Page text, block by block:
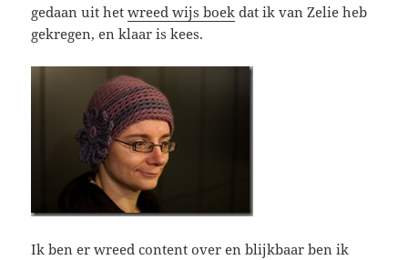
gedaan uit hetwreed wijs boek dat ik van Zelie heb
gekregen, en klaar is kees.
Ik ben er wreed content over en blijkbaar ben ik